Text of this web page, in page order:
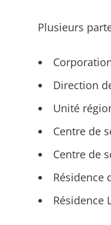
Plusieurs
Direction
Unité
Centre de
Centre de
Résidence
Résidence